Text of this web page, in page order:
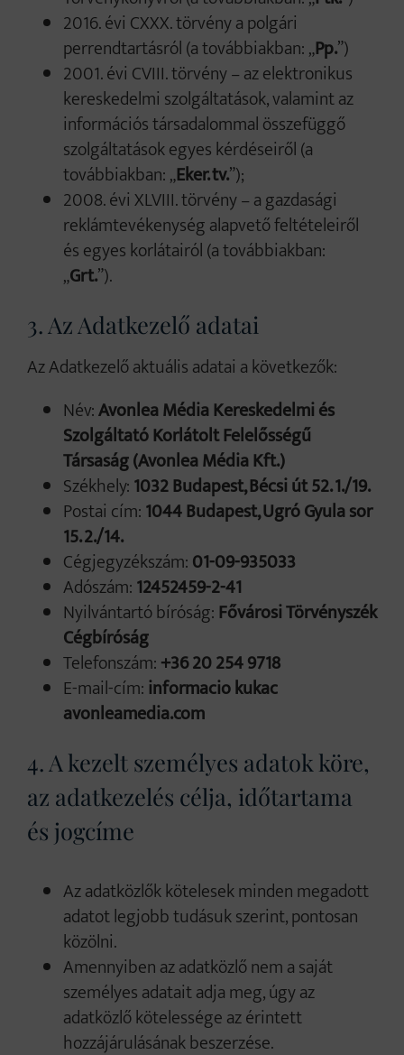
2016. évi CXXX. törvény a polgári
perrendtartásról (a továbbiakban: „Pp.”)
2001. évi CVIII. törvény – az elektronikus
kereskedelmi szolgáltatások, valamint az
információs társadalommal összefüggő
szolgáltatások egyes kérdéseiről (a
továbbiakban: „Eker. tv.”);
2008. évi XLVIII. törvény – a gazdasági
reklámtevékenység alapvető feltételeiről
és egyes korlátairól (a továbbiakban:
„Grt.”).
3. Az Adatkezelő adatai
Az Adatkezelő aktuális adatai a következők:
Név:Avonlea Média Kereskedelmi és
Szolgáltató Korlátolt Felelősségű
Társaság (Avonlea Média Kft.)
Székhely:1032 Budapest, Bécsi út 52. 1./19.
Postai cím:1044 Budapest, Ugró Gyula sor
15. 2./14.
Cégjegyzékszám:01-09-935033
Adószám:12452459-2-41
Nyilvántartó bíróság:Fővárosi Törvényszék
Cégbíróság
Telefonszám:+36 20 254 9718
E-mail-cím:informacio kukac
avonleamedia.com
4. A kezelt személyes adatok köre,
az adatkezelés célja, időtartama
és jogcíme
Az adatközlők kötelesek minden megadott
adatot legjobb tudásuk szerint, pontosan
közölni.
Amennyiben az adatközlő nem a saját
személyes adatait adja meg, úgy az
adatközlő kötelessége az érintett
hozzájárulásának beszerzése.